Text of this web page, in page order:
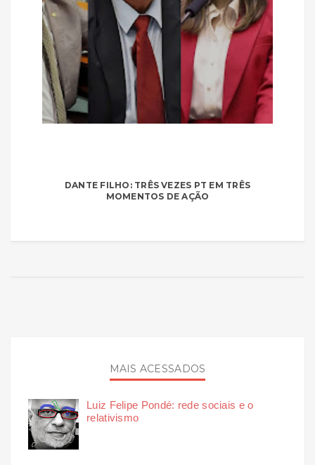
DANTE FILHO: TRÊS VEZES PT EM TRÊS
MOMENTOS DE AÇÃO
MAIS ACESSADOS
Luiz Felipe Pondé: rede sociais e o
relativismo